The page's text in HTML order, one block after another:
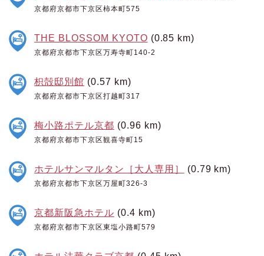
京都府京都市下京区柿本町575
THE BLOSSOM KYOTO (0.85 km)
京都府京都市下京区万寿寺町140-2
枳殻邸別館 (0.57 km)
京都府京都市下京区打越町317
梅小路ポテル京都 (0.96 km)
京都府京都市下京区観喜寺町15
ホテルサンマルタン［大人専用］ (0.79 km)
京都府京都市下京区万屋町326-3
京都新阪急ホテル (0.4 km)
京都府京都市下京区東塩小路町579